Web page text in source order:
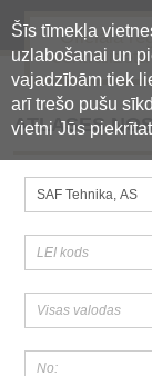
Šīs tīmekļa
uzlabošanai un
vajadzībām tiek
arī trešo pušu
vietni Jūs
Oficiālā
centralizētā
ATLASES